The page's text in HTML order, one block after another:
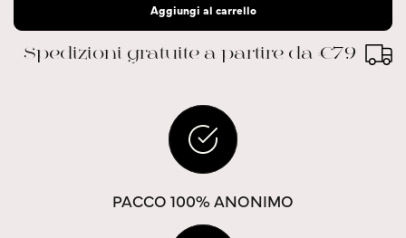
Aggiungi al carrello
Spedizioni gratuite a partire da €79
PACCO 100% ANONIMO